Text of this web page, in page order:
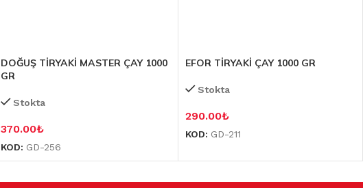
DOĞUŞ TİRYAKİ MASTER ÇAY 1000
GR
Stokta
370.00₺
KOD: GD-256
EFOR TİRYAKİ ÇAY 1000 GR
Stokta
290.00₺
KOD: GD-211